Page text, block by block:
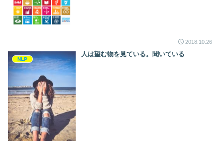
2018.10.26
NLP
人は望む物を見ている。聞いている